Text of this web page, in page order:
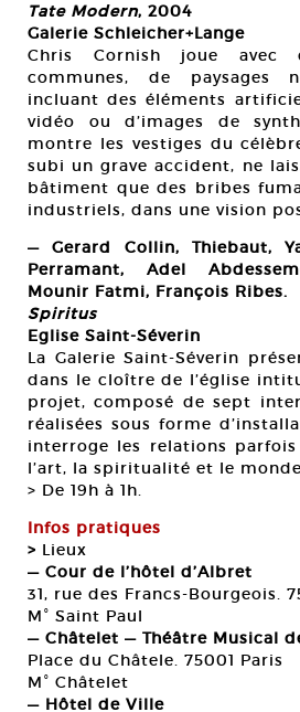
Tate Modern, 2004
Galerie Schleicher+Lange
Chris Cornish joue avec
communes, de paysages
incluant des éléments
vidéo ou d’images de
montre les vestiges du
subi un grave accident, ne
bâtiment que des bribes
industriels, dans une vision
— Gerard Collin, Thiebaut,
Perramant, Adel
Mounir Fatmi, François Ribes.
Spiritus
Eglise Saint-Séverin
La Galerie Saint-Séverin
dans le cloître de l’église
projet, composé de sept
réalisées sous forme
interroge les relations
l’art, la spiritualité et le monde
> De 19h à 1h.
Infos pratiques
> Lieux
— Cour de l’hôtel d’Albret
31, rue des Francs-Bourgeois.
M° Saint Paul
— Châtelet — Théâtre Musical
Place du Châtele. 75001 Paris
M° Châtelet
— Hôtel de Ville